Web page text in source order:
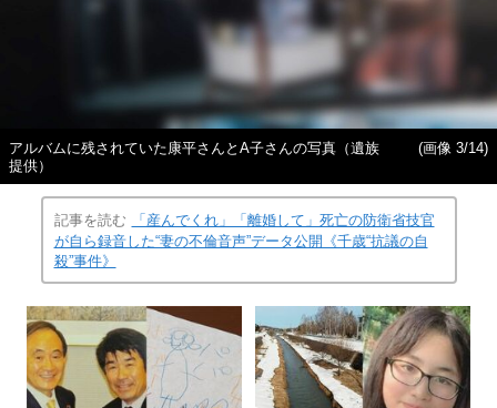
アルバムに残されていた康平さんとA子さんの写真（遺族
提供）
(画像 3/14)
記事を読む
「産んでくれ」「離婚して」死亡の防衛省技官
が自ら録音した“妻の不倫音声”データ公開《千歳“抗議の自
殺”事件》